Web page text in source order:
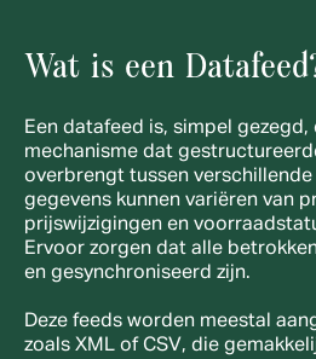
Wat is een
Een datafeed is, simpel gezegd,
mechanisme dat
overbrengt tussen verschillende
gegevens kunnen variëren van
prijswijzigingen en
Ervoor zorgen dat alle
en gesynchroniseerd zijn.
Deze feeds worden meestal
zoals XML of CSV, die